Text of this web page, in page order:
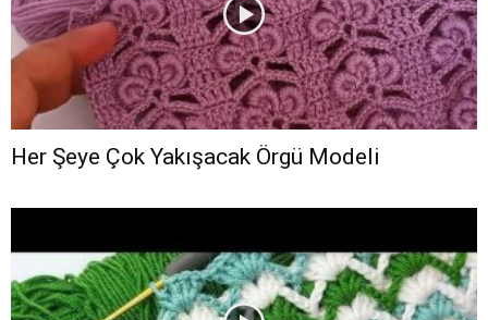
Her Şeye Çok Yakışacak Örgü Modeli